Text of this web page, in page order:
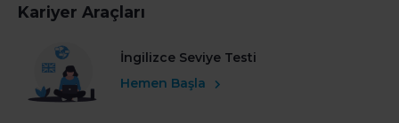
Kariyer Araçları
İngilizce Seviye Testi
Hemen Başla